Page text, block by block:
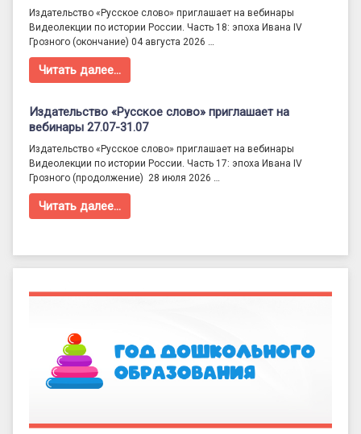
Издательство «Русское слово» приглашает на вебинары
Видеолекции по истории России. Часть 18: эпоха Ивана IV
Грозного (окончание) 04 августа 2026 …
Читать далее…
Издательство «Русское слово» приглашает на
вебинары 27.07-31.07
Издательство «Русское слово» приглашает на вебинары
Видеолекции по истории России. Часть 17: эпоха Ивана IV
Грозного (продолжение) 28 июля 2026 …
Читать далее…